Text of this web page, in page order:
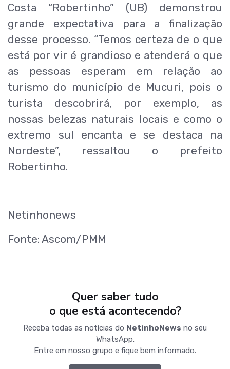
Costa “Robertinho” (UB) demonstrou
grande expectativa para a finalização
desse processo. “Temos certeza de o que
está por vir é grandioso e atenderá o que
as pessoas esperam em relação ao
turismo do município de Mucuri, pois o
turista descobrirá, por exemplo, as
nossas belezas naturais locais e como o
extremo sul encanta e se destaca na
Nordeste”, ressaltou o prefeito
Robertinho.
Netinhonews
Fonte: Ascom/PMM
Quer saber tudo
o que está acontecendo?
Receba todas as notícias do NetinhoNews no seu
WhatsApp.
Entre em nosso grupo e fique bem informado.